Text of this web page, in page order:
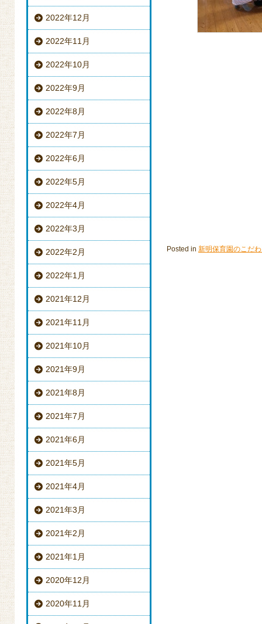
2022年12月
2022年11月
2022年10月
2022年9月
2022年8月
2022年7月
2022年6月
2022年5月
2022年4月
2022年3月
2022年2月
2022年1月
2021年12月
2021年11月
2021年10月
2021年9月
2021年8月
2021年7月
2021年6月
2021年5月
2021年4月
2021年3月
2021年2月
2021年1月
2020年12月
2020年11月
Posted in 新明保育園のこだ